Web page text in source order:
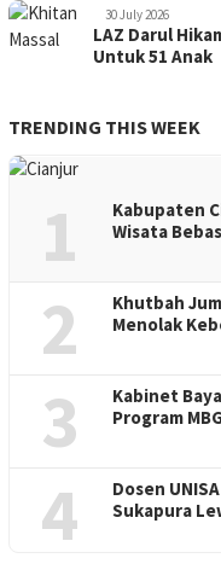
30 July 2026
LAZ Darul
Untuk 51 Anak
TRENDING THIS WEEK
1
Kabupaten
Wisata
2
Khutbah
Menolak
3
Kabinet
Program
4
Dosen
Sukapura